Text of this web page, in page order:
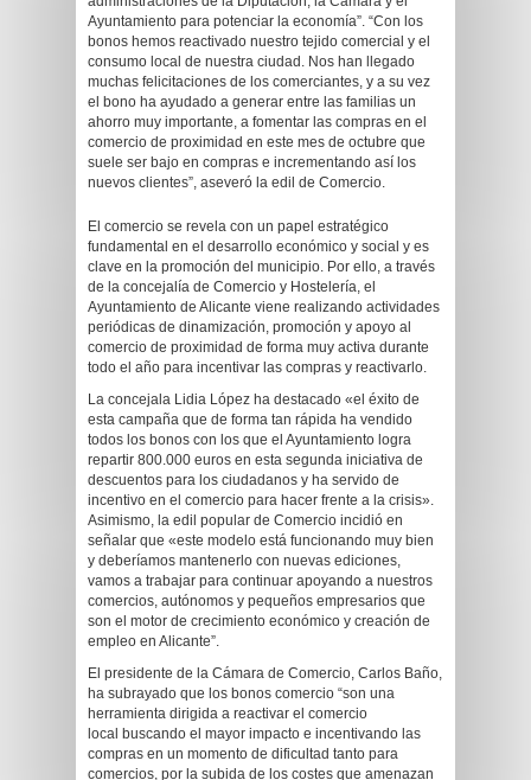
Ayuntamiento para potenciar la economía”. “Con los
bonos hemos reactivado nuestro tejido comercial y el
consumo local de nuestra ciudad. Nos han llegado
muchas felicitaciones de los comerciantes, y a su vez
el bono ha ayudado a generar entre las familias un
ahorro muy importante, a fomentar las compras en el
comercio de proximidad en este mes de octubre que
suele ser bajo en compras e incrementando así los
nuevos clientes”, aseveró la edil de Comercio.
El comercio se revela con un papel estratégico
fundamental en el desarrollo económico y social y es
clave en la promoción del municipio. Por ello, a través
de la concejalía de Comercio y Hostelería, el
Ayuntamiento de Alicante viene realizando actividades
periódicas de dinamización, promoción y apoyo al
comercio de proximidad de forma muy activa durante
todo el año para incentivar las compras y reactivarlo.
La concejala Lidia López ha destacado «el éxito de
esta campaña que de forma tan rápida ha vendido
todos los bonos con los que el Ayuntamiento logra
repartir 800.000 euros en esta segunda iniciativa de
descuentos para los ciudadanos y ha servido de
incentivo en el comercio para hacer frente a la crisis».
Asimismo, la edil popular de Comercio incidió en
señalar que «este modelo está funcionando muy bien
y deberíamos mantenerlo con nuevas ediciones,
vamos a trabajar para continuar apoyando a nuestros
comercios, autónomos y pequeños empresarios que
son el motor de crecimiento económico y creación de
empleo en Alicante”.
El presidente de la Cámara de Comercio, Carlos Baño,
ha subrayado que los bonos comercio “son una
herramienta dirigida a reactivar el comercio
local buscando el mayor impacto e incentivando las
compras en un momento de dificultad tanto para
comercios, por la subida de los costes que amenazan